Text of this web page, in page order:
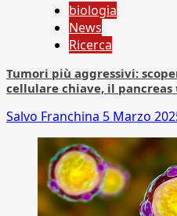
biologia
News
Ricerca
Tumori più aggressivi:
cellulare chiave, il
Salvo Franchina 5 Marzo